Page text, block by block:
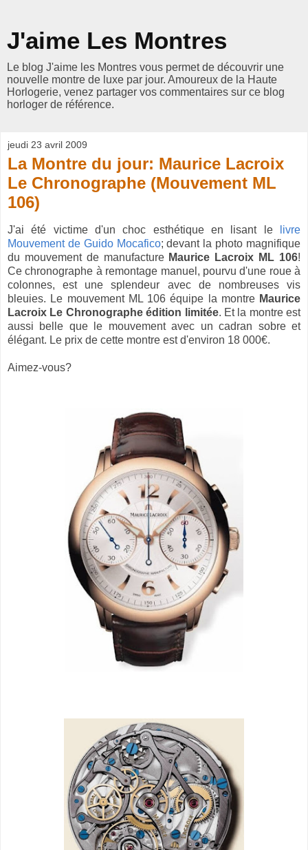
J'aime Les Montres
Le blog J'aime les Montres vous permet de découvrir une
nouvelle montre de luxe par jour. Amoureux de la Haute
Horlogerie, venez partager vos commentaires sur ce blog
horloger de référence.
jeudi 23 avril 2009
La Montre du jour: Maurice Lacroix
Le Chronographe (Mouvement ML
106)
J'ai été victime d'un choc esthétique en lisant le
livre
Mouvement de Guido Mocafico; devant la photo magnifique
du mouvement de manufacture Maurice Lacroix ML 106!
Ce chronographe à remontage manuel, pourvu d'une roue à
colonnes, est une splendeur avec de nombreuses vis
bleuies. Le mouvement ML 106 équipe la montre Maurice
Lacroix Le Chronographe édition limitée. Et la montre est
aussi belle que le mouvement avec un cadran sobre et
élégant. Le prix de cette montre est d'environ 18 000€.
Aimez-vous?